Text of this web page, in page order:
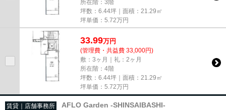
所在階：3階
坪数：6.44坪｜面積：21.29㎡
坪単価： 5.72万円
33.99万円
(管理費・共益費 33,000円)
敷：3ヶ月｜礼：2ヶ月
所在階：4階
坪数：6.44坪｜面積：21.29㎡
坪単価： 5.72万円
賃貸｜店舗事務所 AFLO Garden -SHINSAIBASHI-